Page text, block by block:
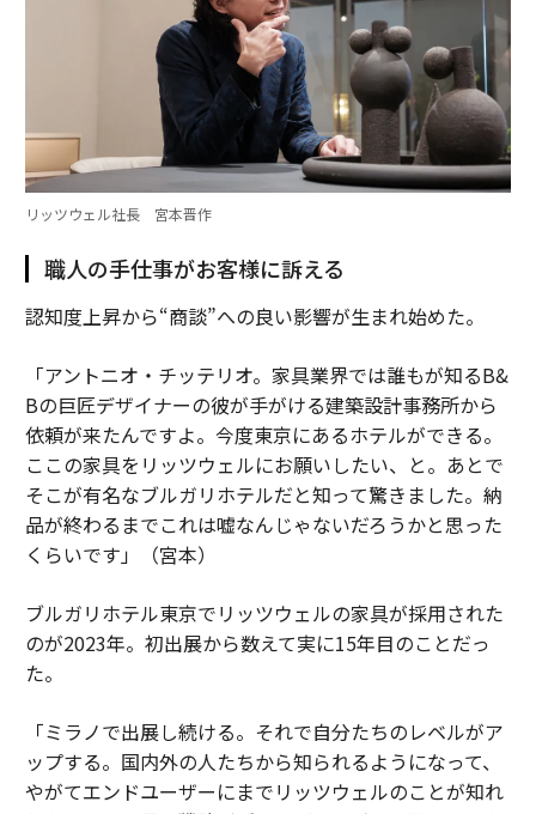
リッツウェル社長 宮本晋作
職人の手仕事がお客様に訴える
認知度上昇から“商談”への良い影響が生まれ始めた。
「アントニオ・チッテリオ。家具業界では誰もが知るB&
Bの巨匠デザイナーの彼が手がける建築設計事務所から
依頼が来たんですよ。今度東京にあるホテルができる。
ここの家具をリッツウェルにお願いしたい、と。あとで
そこが有名なブルガリホテルだと知って驚きました。納
品が終わるまでこれは嘘なんじゃないだろうかと思った
くらいです」（宮本）
ブルガリホテル東京でリッツウェルの家具が採用された
のが2023年。初出展から数えて実に15年目のことだっ
た。
「ミラノで出展し続ける。それで自分たちのレベルがア
ップする。国内外の人たちから知られるようになって、
やがてエンドユーザーにまでリッツウェルのことが知れ